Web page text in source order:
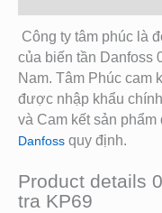
Công ty tâm phúc là
của biến tần Danfoss
Nam. Tâm Phúc cam
được nhập khẩu
và Cam kết sản
Danfoss quy định.
Product details
tra KP69